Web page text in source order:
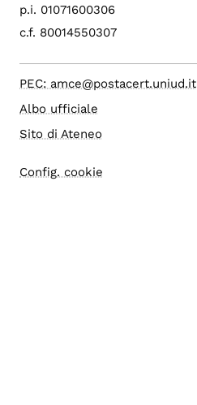
p.i. 01071600306
c.f. 80014550307
PEC: amce@postacert.uniud.it
Albo ufficiale
Sito di Ateneo
Config. cookie